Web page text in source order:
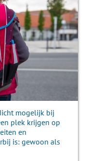
mogelijk bij
plek krijgen op
en
is: gewoon als